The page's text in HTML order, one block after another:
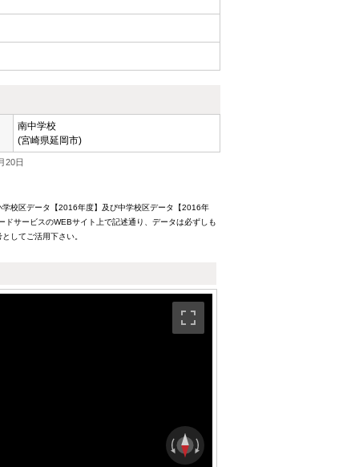
南中学校
(宮崎県延岡市)
20日
校区データ【2016年度】及び中学校区データ【2016年
サービスのWEBサイト上で記述通り、データは必ずしも
してご活用下さい。